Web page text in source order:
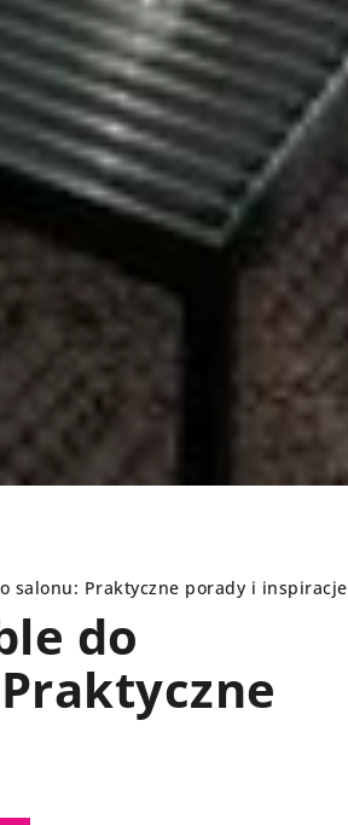
salonu: Praktyczne porady i inspiracje
do
INNE